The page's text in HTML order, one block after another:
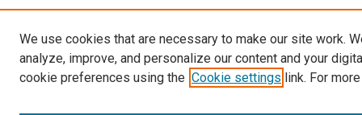
We use cookies that are necessary to make our site work.
analyze, improve, and personalize our content and your
cookie preferences using the Cookie settings link. For